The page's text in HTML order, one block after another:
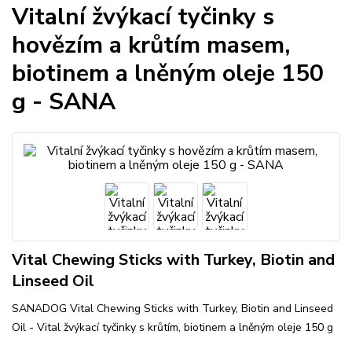
Vitalní žvýkací tyčinky s
hovězím a krůtím masem,
biotinem a lněným oleje 150
g - SANA
Vital Chewing Sticks with Turkey, Biotin and
Linseed Oil
SANADOG Vital Chewing Sticks with Turkey, Biotin and Linseed
Oil - Vital žvýkací tyčinky s krůtím, biotinem a lněným oleje 150 g